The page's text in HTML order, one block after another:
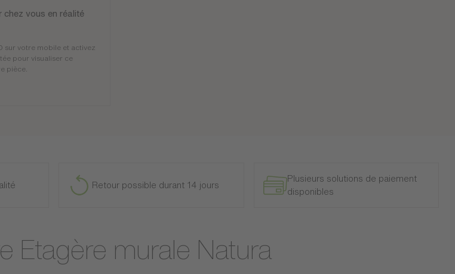
chez vous en réalité
sur votre mobile et activez
pour visualiser ce
pièce.
Retour possible durant 14 jours
Plusieurs solutions de paiement
disponibles
Etagère murale Natura